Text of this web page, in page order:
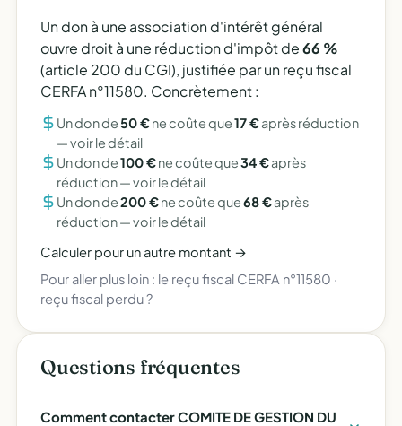
Un don à une association d'intérêt général
ouvre droit à une réduction d'impôt de66 %
(article 200 du CGI), justifiée par un reçu fiscal
CERFA n°11580. Concrètement :
Un don de50 €ne coûte que17 €après réduction
—voir le détail
Un don de100 €ne coûte que34 €après
réduction —voir le détail
Un don de200 €ne coûte que68 €après
réduction —voir le détail
Calculer pour un autre montant →
Pour aller plus loin : le reçu fiscal CERFA n°11580 ·
reçu fiscal perdu ?
Questions fréquentes
Comment contacter COMITE DE GESTION DU